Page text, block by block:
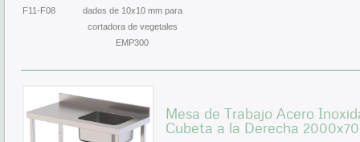
F11-F08
dados de 10x10 mm para
cortadora de vegetales
EMP300
Mesa de Trabajo Acero
Cubeta a la Derecha